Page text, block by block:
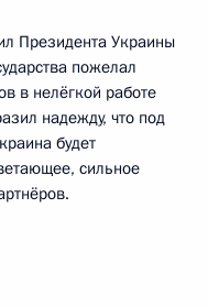
Президента Украины
пожелал
в нелёгкой работе
надежду, что под
будет
сильное